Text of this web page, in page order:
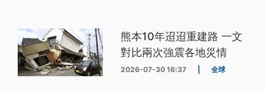
熊本10年迢迢重建路 一文
對比兩次強震各地災情
2026-07-30 16:37 全球